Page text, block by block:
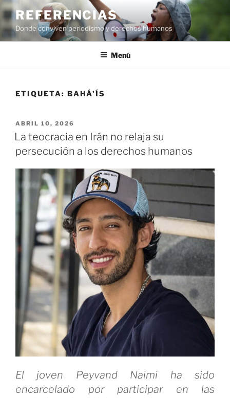
al
contenido
REFERENCIAS
Donde conviven periodismo y derechos humanos
Menú
ETIQUETA: BAHÁ'ÍS
PUBLICADO
EL
ABRIL 10, 2026
La teocracia en Irán no relaja su
persecución a los derechos humanos
El joven Peyvand Naimi ha sido
encarcelado por participar en las